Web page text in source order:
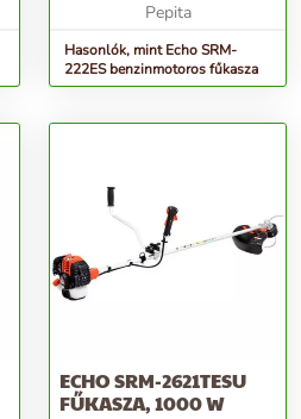
Pepita
Hasonlók, mint Echo SRM-
222ES benzinmotoros fűkasza
ECHO SRM-2621TESU
FŰKASZA, 1000 W